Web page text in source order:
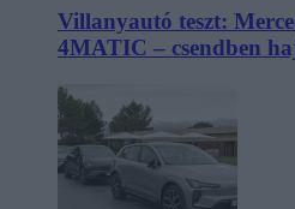
Villanyautó teszt:
4MATIC – csendben